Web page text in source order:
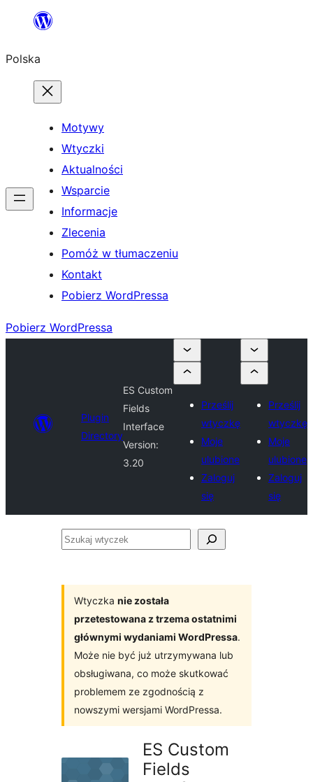
Przejdź
treści
Polska
Motywy
Wtyczki
Aktualności
Wsparcie
Informacje
Zlecenia
Pomóż w tłumaczeniu
Kontakt
Pobierz WordPressa
Pobierz WordPressa
Plugin
Directory
ES Custom
Fields
Interface
Version:
3.20
Prześlij
wtyczkę
Moje
ulubione
Zaloguj
się
Prześlij
wtyczkę
Moje
ulubione
Zaloguj
się
Szukaj
Wtyczka nie została
przetestowana z trzema ostatnimi
głównymi wydaniami WordPressa.
Może nie być już utrzymywana lub
obsługiwana, co może skutkować
problemem ze zgodnością z
nowszymi wersjami WordPressa.
ES Custom
Fields